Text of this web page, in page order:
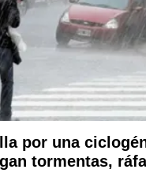
por una
tormentas,